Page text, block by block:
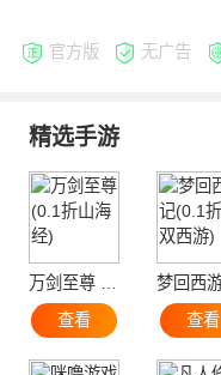
官方版 无广告
精选手游
查看
查看